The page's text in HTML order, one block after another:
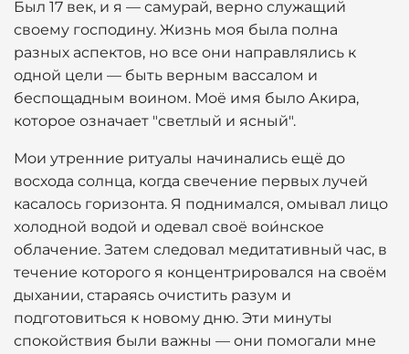
Был 17 век, и я — самурай, верно служащий
своему господину. Жизнь моя была полна
разных аспектов, но все они направлялись к
одной цели — быть верным вассалом и
беспощадным воином. Моё имя было Акира,
которое означает "светлый и ясный".
Мои утренние ритуалы начинались ещё до
восхода солнца, когда свечение первых лучей
касалось горизонта. Я поднимался, омывал лицо
холодной водой и одевал своё вои́нское
облачение. Затем следовал медитативный час, в
течение которого я концентрировался на своём
дыхании, стараясь очистить разум и
подготовиться к новому дню. Эти минуты
спокойствия были важны — они помогали мне